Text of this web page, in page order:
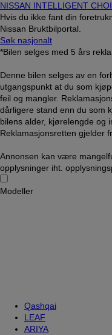
NISSAN INTELLIGENT
Hvis du ikke fant din
Nissan Bruktbilportal.
Søk nasjonalt
*Bilen selges med 5 års
Denne bilen selges av en
utgangspunkt at du som
feil og mangler.
dårligere stand enn du som
bilens alder, kjørelengde og
Reklamasjonsretten gjelder
Annonsen kan være
opplysninger iht.
Modeller
Qashqai
LEAF
ARIYA